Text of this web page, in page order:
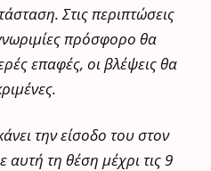
Στις περιπτώσεις
πρόσφορο θα
επαφές, οι βλέψεις θα
την είσοδο του στον
αυτή τη θέση μέχρι τις 9